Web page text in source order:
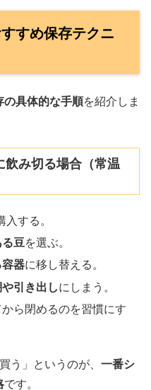
すめ保存テクニ
の具体的な手順を紹介しま
み切る場合（常温
する。
豆を選ぶ。
器に移し替える。
や引き出しにしまう。
ら閉めるのを習慣にす
う」というのが、 一番シ
です。